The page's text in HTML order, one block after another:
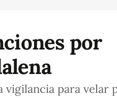
por
vigilancia para velar